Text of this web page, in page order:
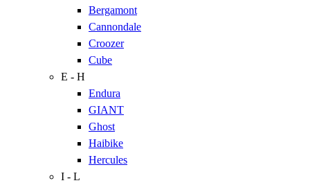
Bergamont
Cannondale
Croozer
Cube
E - H
Endura
GIANT
Ghost
Haibike
Hercules
I - L